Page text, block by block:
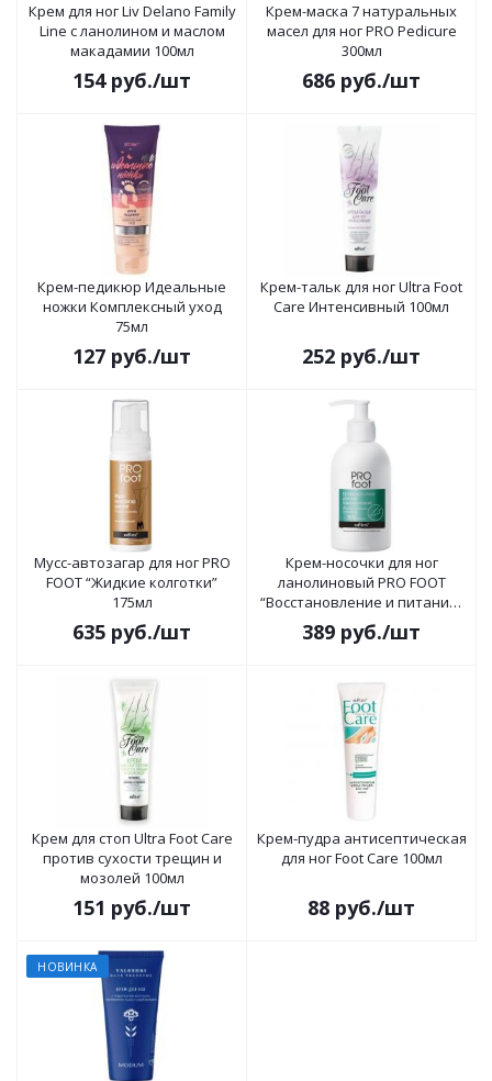
Крем для ног Liv Delano Family
Line с ланолином и маслом
макадамии 100мл
154руб./шт
Крем-маска 7 натуральных
масел для ног PRO Pedicure
300мл
686 руб./шт
Крем-педикюр Идеальные
ножки Комплексный уход
75мл
127 руб./шт
Крем-тальк для ног Ultra Foot
Care Интенсивный 100мл
252 руб./шт
Мусс-автозагар для ног PRO
FOOT “Жидкие колготки”
175мл
635 руб./шт
Крем-носочки для ног
ланолиновый PRO FOOT
“Восстановление и питание”
300мл
389 руб./шт
Крем для стоп Ultra Foot Care
против сухости трещин и
мозолей 100мл
151 руб./шт
Крем-пудра антисептическая
для ног Foot Care 100мл
88 руб./шт
НОВИНКА